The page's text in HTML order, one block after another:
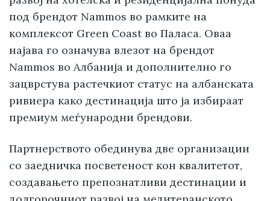
под брендот Nammos во рамките на
комплексот Green Coast во Паласа. Оваа
најава го означува влезот на брендот
Nammos во Албанија и дополнително го
зацврстува растечкиот статус на албанската
ривиера како дестинација што ја избираат
премиум меѓународни брендови.
Партнерството обединува две организации
со заедничка посветеност кон квалитетот,
создавањето препознатливи дестинации и